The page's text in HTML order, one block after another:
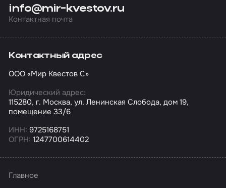
info@mir-kvestov.ru
Контактная почта
Контактный адрес
ООО «Мир Квестов С»
Юридический адрес:
115280, г. Москва, ул. Ленинская Слобода, дом 19,
помещение 33/6
ИНН: 9725168751
ОГРН: 1247700614402
Главное